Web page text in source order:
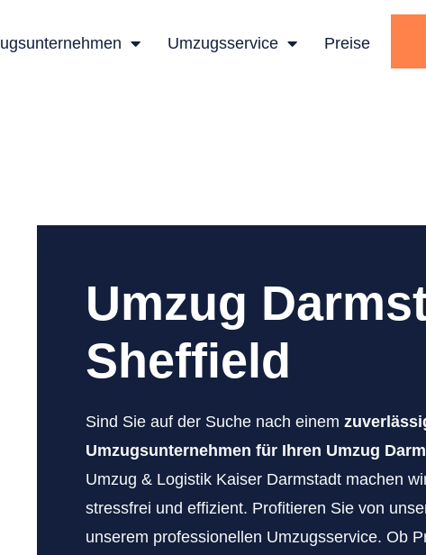
Umzugsservice Preise
Umzug
Sheffield
Sind Sie auf der Suche nach einem
Umzugsunternehmen für Ihren Umzug
Umzug & Logistik Kaiser Darmstadt machen
stressfrei und effizient. Profitieren Sie von
unserem professionellen Umzugsservice. Ob